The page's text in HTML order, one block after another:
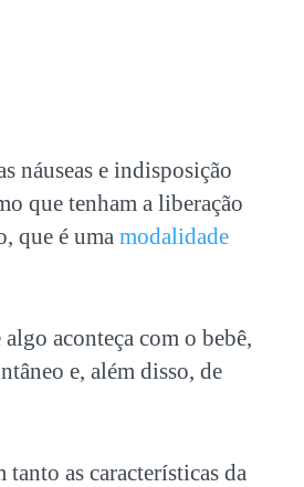
náuseas e indisposição
que tenham a liberação
que é uma modalidade
aconteça com o bebê,
e, além disso, de
tanto as características da